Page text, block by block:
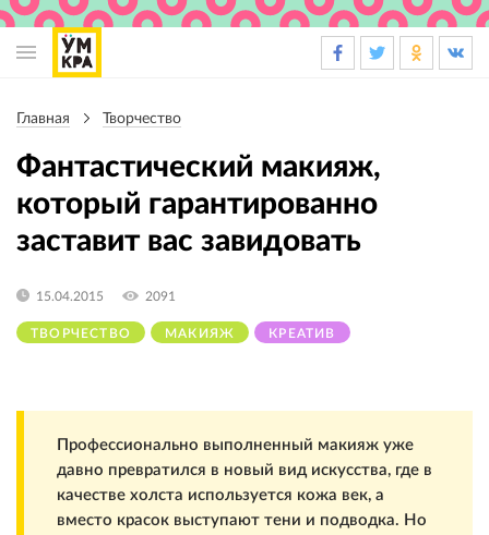
навигация
навигации
Главная Творчество
Фантастический макияж,
который гарантированно
заставит вас завидовать
ТВОРЧЕСТВО МАКИЯЖ КРЕАТИВ
15.04.2015 2091
Профессионально выполненный макияж уже
давно превратился в новый вид искусства, где в
качестве холста используется кожа век, а
вместо красок выступают тени и подводка. Но